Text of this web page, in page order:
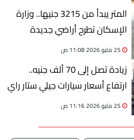
المتر يبدأ من 3215 جنيها.. وزارة
الإسكان تطرح أراضي جديدة
بالتخصيص الفوري في عدة مدن
25 مايو 2026 11:08 ص
زيادة تصل إلى 70 ألف جنيه..
ارتفاع أسعار سيارات جيلي ستار راي
2026 قبل عيد الأضحى
25 مايو 2026 11:16 ص